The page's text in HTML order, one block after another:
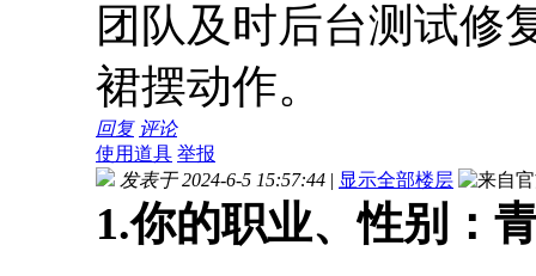
团队及时后台测试修
裙摆动作。
回复 评论
使用道具 举报
发表于 2024-6-5 15:57:44 | 显示全部楼层
1.你的职业、性别：